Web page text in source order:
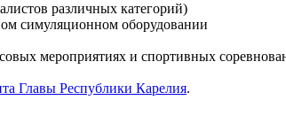
различных категорий)
симуляционном оборудовании
мероприятиях и спортивных
Главы Республики Карелия.